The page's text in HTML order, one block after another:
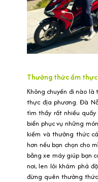
Thưởng thức ẩm
Không chuyến đi nào
thực địa phương. Đà
tìm thấy rất nhiều
biển phục vụ những
kiếm và thưởng thức
hơn nếu bạn chọn cho
bằng xe máy giúp bạn
nơi, len lỏi khám phá
đừng quên thưởng